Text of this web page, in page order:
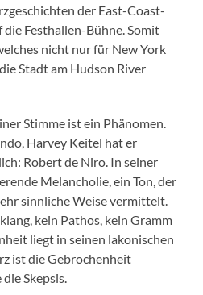
der East-Coast-
Festhallen-Bühne. Somit
nicht nur für New York
Stadt am Hudson River
Stimme ist ein Phänomen.
Harvey Keitel hat er
Robert de Niro. In seiner
Melancholie, ein Ton, der
sinnliche Weise vermittelt.
kein Pathos, kein Gramm
liegt in seinen lakonischen
ist die Gebrochenheit
Skepsis.